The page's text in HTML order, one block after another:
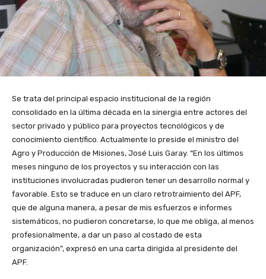
Se trata del principal espacio institucional de la región
consolidado en la última década en la sinergia entre actores del
sector privado y público para proyectos tecnológicos y de
conocimiento científico. Actualmente lo preside el ministro del
Agro y Producción de Misiones, José Luis Garay. “En los últimos
meses ninguno de los proyectos y su interacción con las
instituciones involucradas pudieron tener un desarrollo normal y
favorable. Esto se traduce en un claro retrotraimiento del APF,
que de alguna manera, a pesar de mis esfuerzos e informes
sistemáticos, no pudieron concretarse, lo que me obliga, al menos
profesionalmente, a dar un paso al costado de esta
organización”, expresó en una carta dirigida al presidente del
APF.